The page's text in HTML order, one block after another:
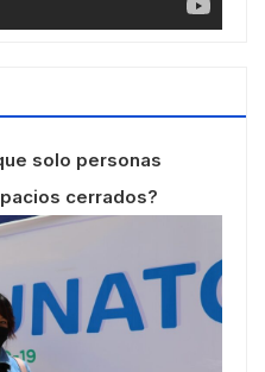
solo personas
cerrados?